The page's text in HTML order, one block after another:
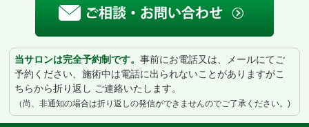
当サロンは完全予約制です。事前にお電話又は、メールにてご
予約ください、施術中は電話に出られないことがありますがこ
ちらから折り返し ご連絡いたします。
（尚、非通知の場合は折り返しの発信ができませんのでご了承ください。)